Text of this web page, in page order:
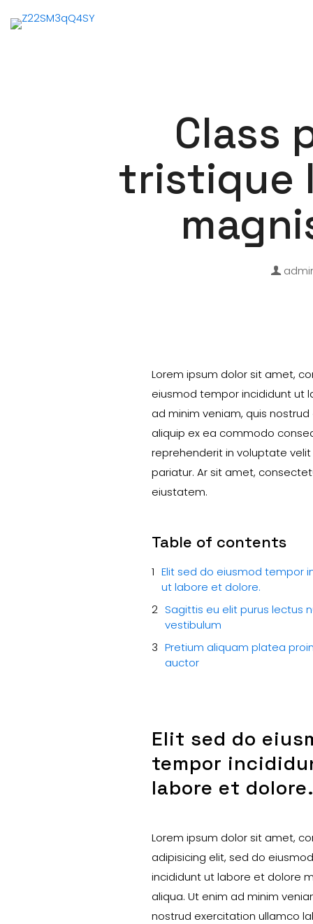
Class
tristique
Lorem ipsum dolor sit amet,
eiusmod tempor incididunt ut
ad minim veniam, quis
aliquip ex ea commodo
reprehenderit in voluptate
pariatur. Ar sit amet,
eiustatem.
Table of contents
Elit sed do eiusmod tempor
ut labore et dolore.
Sagittis eu elit purus lectus
vestibulum
Pretium aliquam platea
auctor
Elit sed do
tempor
labore et
Lorem ipsum dolor sit amet,
adipisicing elit, sed do
incididunt ut labore et dolore
aliqua. Ut enim ad minim
nostrud exercitation ullamco